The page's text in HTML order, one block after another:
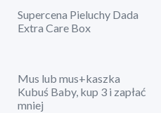
Supercena Pieluchy Dada
Extra Care Box
Mus lub mus+kaszka
Kubuś Baby, kup 3 i zapłać
mniej